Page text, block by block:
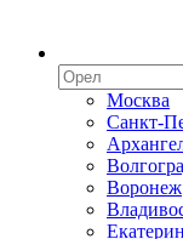
Москва
Санкт-
Воронеж